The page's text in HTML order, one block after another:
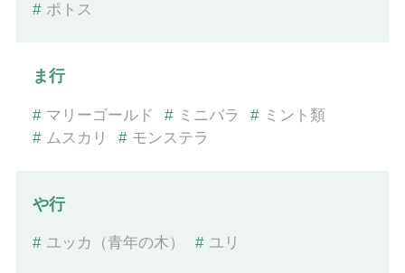
# ポトス
ま行
# マリーゴールド # ミニバラ # ミント類
# ムスカリ # モンステラ
や行
# ユッカ（青年の木） # ユリ